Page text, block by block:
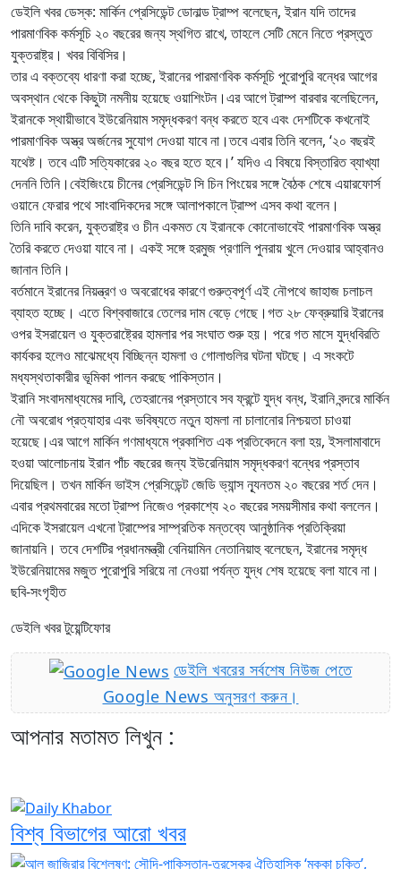
ডেইলি খবর ডেস্ক: মার্কিন প্রেসিডেন্ট ডোনাল্ড ট্রাম্প বলেছেন, ইরান যদি তাদের
পারমাণবিক কর্মসূচি ২০ বছরের জন্য স্থগিত রাখে, তাহলে সেটি মেনে নিতে প্রস্তুত
যুক্তরাষ্ট্র। খবর বিবিসির।
তার এ বক্তব্যে ধারণা করা হচ্ছে, ইরানের পারমাণবিক কর্মসূচি পুরোপুরি বন্ধের আগের
অবস্থান থেকে কিছুটা নমনীয় হয়েছে ওয়াশিংটন।এর আগে ট্রাম্প বারবার বলেছিলেন,
ইরানকে স্থায়ীভাবে ইউরেনিয়াম সমৃদ্ধকরণ বন্ধ করতে হবে এবং দেশটিকে কখনোই
পারমাণবিক অস্ত্র অর্জনের সুযোগ দেওয়া যাবে না।তবে এবার তিনি বলেন, ‘২০ বছরই
যথেষ্ট। তবে এটি সত্যিকারের ২০ বছর হতে হবে।’ যদিও এ বিষয়ে বিস্তারিত ব্যাখ্যা
দেননি তিনি।বেইজিংয়ে চীনের প্রেসিডেন্ট সি চিন পিংয়ের সঙ্গে বৈঠক শেষে এয়ারফোর্স
ওয়ানে ফেরার পথে সাংবাদিকদের সঙ্গে আলাপকালে ট্রাম্প এসব কথা বলেন।
তিনি দাবি করেন, যুক্তরাষ্ট্র ও চীন একমত যে ইরানকে কোনোভাবেই পারমাণবিক অস্ত্র
তৈরি করতে দেওয়া যাবে না। একই সঙ্গে হরমুজ প্রণালি পুনরায় খুলে দেওয়ার আহ্বানও
জানান তিনি।
বর্তমানে ইরানের নিয়ন্ত্রণ ও অবরোধের কারণে গুরুত্বপূর্ণ এই নৌপথে জাহাজ চলাচল
ব্যাহত হচ্ছে। এতে বিশ্ববাজারে তেলের দাম বেড়ে গেছে।গত ২৮ ফেব্রুয়ারি ইরানের
ওপর ইসরায়েল ও যুক্তরাষ্ট্রের হামলার পর সংঘাত শুরু হয়। পরে গত মাসে যুদ্ধবিরতি
কার্যকর হলেও মাঝেমধ্যে বিচ্ছিন্ন হামলা ও গোলাগুলির ঘটনা ঘটছে। এ সংকটে
মধ্যস্থতাকারীর ভূমিকা পালন করছে পাকিস্তান।
ইরানি সংবাদমাধ্যমের দাবি, তেহরানের প্রস্তাবে সব ফ্রন্টে যুদ্ধ বন্ধ, ইরানি বন্দরে মার্কিন
নৌ অবরোধ প্রত্যাহার এবং ভবিষ্যতে নতুন হামলা না চালানোর নিশ্চয়তা চাওয়া
হয়েছে।এর আগে মার্কিন গণমাধ্যমে প্রকাশিত এক প্রতিবেদনে বলা হয়, ইসলামাবাদে
হওয়া আলোচনায় ইরান পাঁচ বছরের জন্য ইউরেনিয়াম সমৃদ্ধকরণ বন্ধের প্রস্তাব
দিয়েছিল। তখন মার্কিন ভাইস প্রেসিডেন্ট জেডি ভ্যান্স ন্যূনতম ২০ বছরের শর্ত দেন।
এবার প্রথমবারের মতো ট্রাম্প নিজেও প্রকাশ্যে ২০ বছরের সময়সীমার কথা বললেন।
এদিকে ইসরায়েল এখনো ট্রাম্পের সাম্প্রতিক মন্তব্যে আনুষ্ঠানিক প্রতিক্রিয়া
জানায়নি। তবে দেশটির প্রধানমন্ত্রী বেনিয়ামিন নেতানিয়াহু বলেছেন, ইরানের সমৃদ্ধ
ইউরেনিয়ামের মজুত পুরোপুরি সরিয়ে না নেওয়া পর্যন্ত যুদ্ধ শেষ হয়েছে বলা যাবে না।
ছবি-সংগৃহীত
ডেইলি খবর টুয়েন্টিফোর
ডেইলি খবরের সর্বশেষ নিউজ পেতে
Google News অনুসরণ করুন।
আপনার মতামত লিখুন :
বিশ্ব বিভাগের আরো খবর